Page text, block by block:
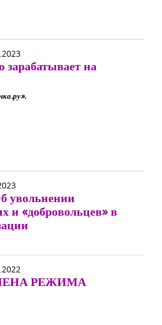
зарабатывает на
увольнении
и «добровольцев» в
РЕЖИМА